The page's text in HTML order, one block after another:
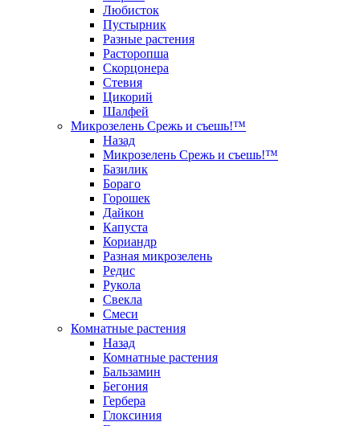
Любисток
Пустырник
Разные растения
Расторопша
Скорцонера
Стевия
Цикорий
Шалфей
Микрозелень Срежь и съешь!™
Назад
Микрозелень Срежь и съешь!™
Базилик
Бораго
Горошек
Дайкон
Капуста
Кориандр
Разная микрозелень
Редис
Рукола
Свекла
Смеси
Комнатные растения
Назад
Комнатные растения
Бальзамин
Бегония
Гербера
Глоксиния